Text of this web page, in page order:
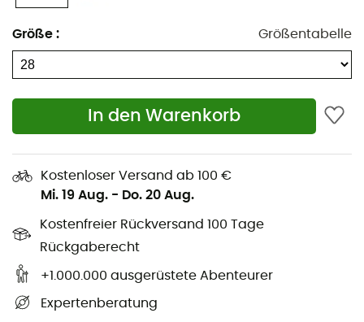
Größe : Größentabelle
In den Warenkorb
Kostenloser Versand ab 100 €
Mi. 19 Aug. - Do. 20 Aug.
Kostenfreier Rückversand 100 Tage
Rückgaberecht
+1.000.000 ausgerüstete Abenteurer
Expertenberatung
Wasserdicht und atmungsaktiv
Verstärkungen an Zehen und Seiten
Reflektierende Elemente
Griffige Sohle
Innensohle aus Mesh und EVA
Mesh-Futter
Wasserdichte Membran